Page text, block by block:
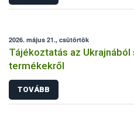
2026. május 21., csütörtök
Tájékoztatás az
termékekről
TOVÁBB